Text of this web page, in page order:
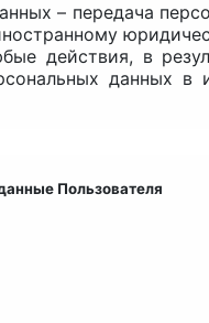
– передача
действия, в
данных
Пользователя